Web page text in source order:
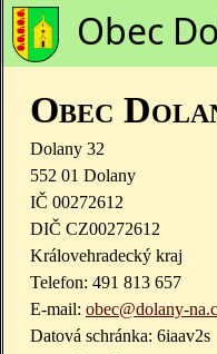
Obec
Obec
Dolany 32
552 01 Dolany
IČ 00272612
DIČ CZ00272612
Královehradecký kraj
Telefon: 491 813 657
E-mail: obec@dolany-
Datová schránka: 6iaav2s